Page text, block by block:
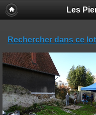
Les
Rechercher dans ce lot